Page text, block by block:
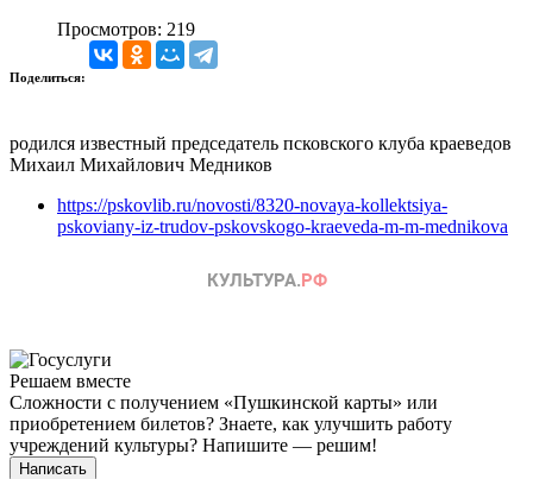
Просмотров: 219
Поделиться:
родился известный председатель псковского клуба краеведов
Михаил Михайлович Медников
https://pskovlib.ru/novosti/8320-novaya-kollektsiya-
pskoviany-iz-trudov-pskovskogo-kraeveda-m-m-mednikova
Решаем вместе
Сложности с получением «Пушкинской карты» или
приобретением билетов? Знаете, как улучшить работу
учреждений культуры? Напишите — решим!
Написать